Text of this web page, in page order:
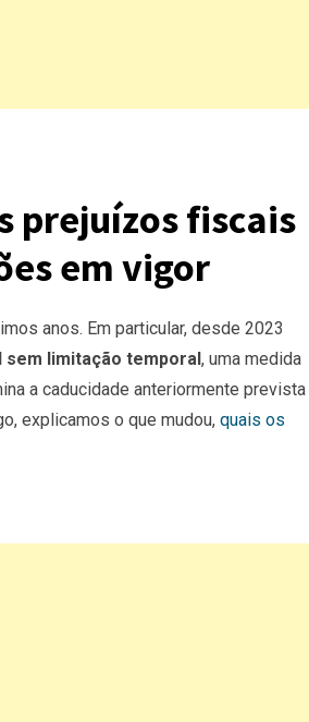
prejuízos fiscais
em vigor
anos. Em particular, desde 2023
limitação temporal, uma medida
a caducidade anteriormente prevista
explicamos o que mudou, quais os